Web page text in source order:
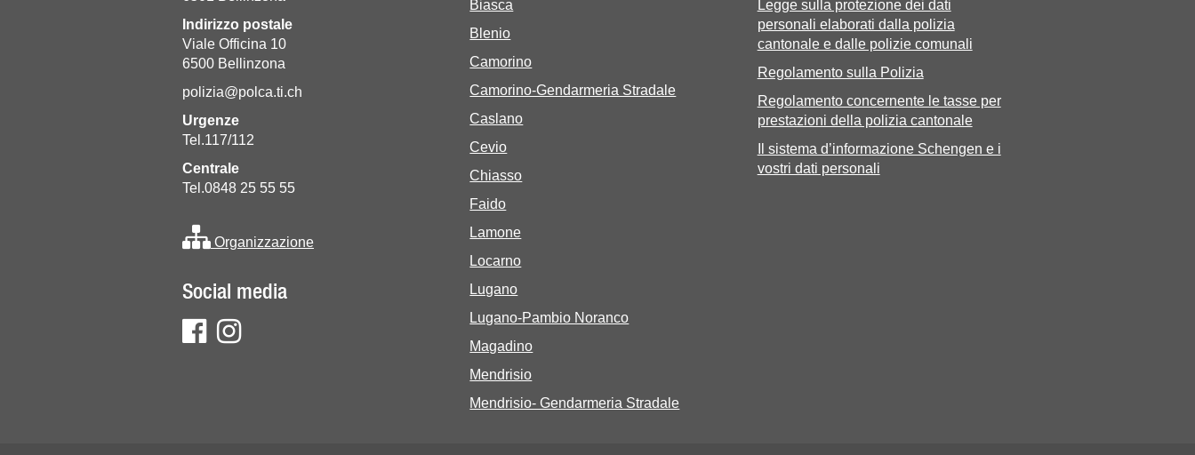
Indirizzo postale
Viale Officina 10
6500 Bellinzona
polizia@polca.ti.ch
Urgenze
Tel.117/112
Centrale
Tel.0848 25 55 55
Organizzazione
Social media
Biasca
Blenio
Camorino
Camorino-Gendarmeria Stradale
Caslano
Cevio
Chiasso
Faido
Lamone
Locarno
Lugano
Lugano-Pambio Noranco
Magadino
Mendrisio
Mendrisio- Gendarmeria Stradale
Legge sulla protezione dei dati
personali elaborati dalla polizia
cantonale e dalle polizie comunali
Regolamento sulla Polizia
Regolamento concernente le tasse per
prestazioni della polizia cantonale
Il sistema d’informazione Schengen e i
vostri dati personali